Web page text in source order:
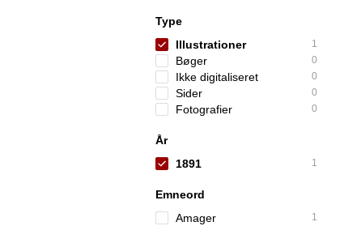
Type
Illustrationer
1
Bøger 0
Ikke digitaliseret 0
Sider 0
Fotografier 0
År
1891
1
Emneord
Amager
1